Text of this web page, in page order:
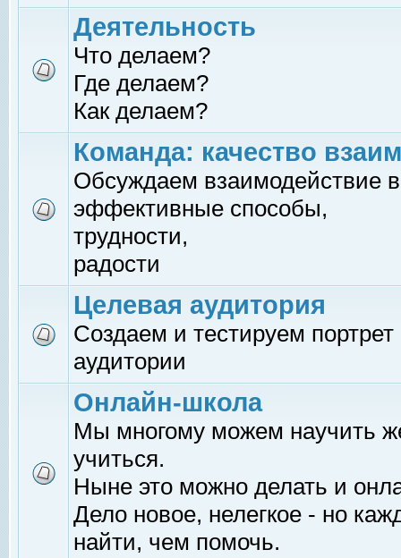
Деятельность
Что делаем?
Где делаем?
Как делаем?
Команда: качество
Обсуждаем взаимодействие
эффективные способы,
трудности,
радости
Целевая аудитория
Создаем и тестируем
аудитории
Онлайн-школа
Мы многому можем научить
учиться.
Ныне это можно делать и
Дело новое, нелегкое - но
найти, чем помочь.